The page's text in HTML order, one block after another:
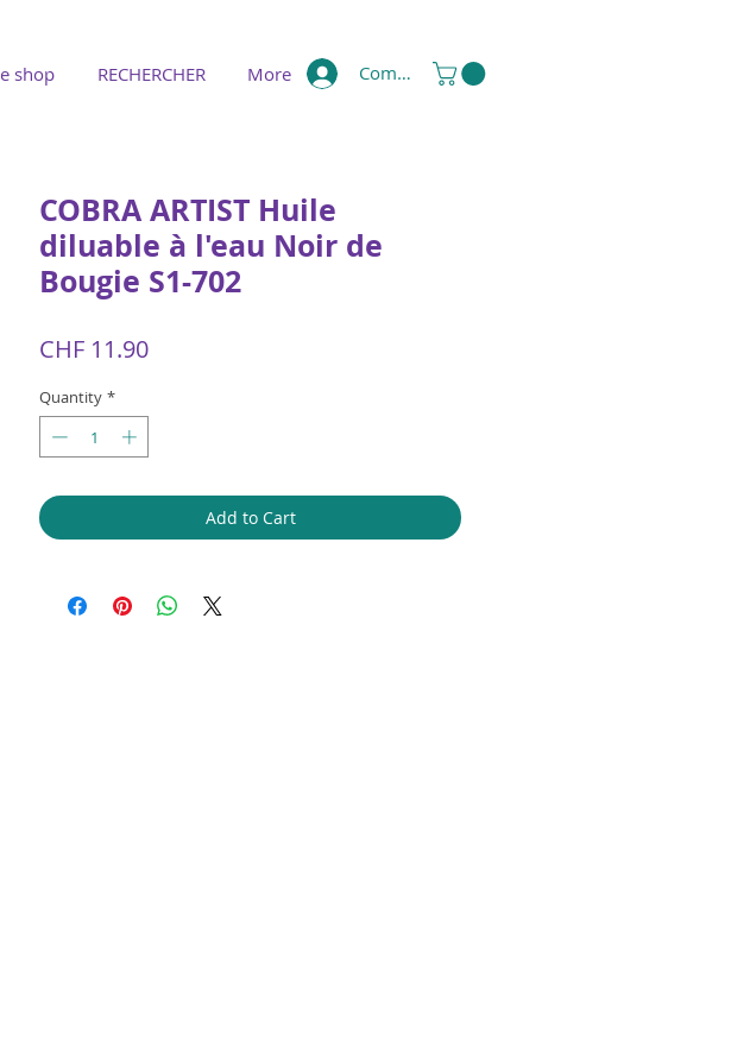
shop RECHERCHER More Compte
COBRA ARTIST Huile
diluable à l'eau Noir de
Bougie S1-702
CHF 11.90Price
Quantity *
Add to Cart